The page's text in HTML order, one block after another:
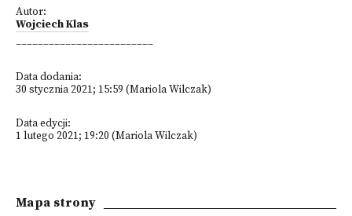
Autor:
Wojciech Klas
_________________________
Data dodania:
30 stycznia 2021; 15:59 (Mariola Wilczak)
Data edycji:
1 lutego 2021; 19:20 (Mariola Wilczak)
Mapa strony